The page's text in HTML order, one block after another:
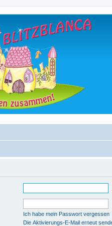
Ich habe mein Passwort vergessen
Die Aktivierungs-E-Mail erneut